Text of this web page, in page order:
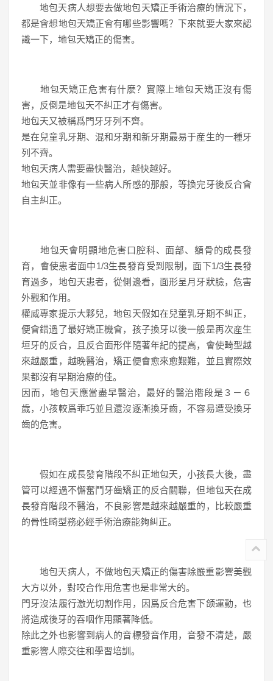
地包天病人想要去做地包天矯正手術治療的情況下，
都是會想地包天矯正會有哪些影響嗎？下來就要大家來認
識一下，地包天矯正的傷害。
地包天矯正危害有什麽？實際上地包天矯正沒有傷
害，反倒是地包天不糾正才有傷害。
地包天又被稱爲門牙牙列不齊。
是在兒童乳牙期、混和牙期和新牙期最易于産生的一種牙
列不齊。
地包天病人需要盡快醫治，越快越好。
地包天並非像有一些病人所感的那般，等換完牙後反合會
自主糾正。
地包天會明顯地危害口腔科、面部、額骨的成長發
育，會使患者面中1/3生長發育受到限制，面下1/3生長發
育過多，地包天患者，從側邊看，面形呈月牙狀臉，危害
外觀和作用。
權威專家提示大夥兒，地包天假如在兒童乳牙期不糾正，
便會錯過了最好矯正機會，孩子換牙以後一般是再次産生
垣牙的反合，且反合面形伴隨著年紀的提高，會使畸型越
來越嚴重，越晚醫治，矯正便會愈來愈艱難，並且實際效
果都沒有早期治療的佳。
因而，地包天應當盡早醫治，最好的醫治階段是３－６
歲，小孩較爲乖巧並且還沒逐漸換牙齒，不容易遭受換牙
齒的危害。
假如在成長發育階段不糾正地包天，小孩長大後，盡
管可以經過不懈奮鬥牙齒矯正的反合關聯，但地包天在成
長發育階段不醫治，不良影響是越來越嚴重的，比較嚴重
的骨性畸型務必經手術治療能夠糾正。
地包天病人，不做地包天矯正的傷害除嚴重影響美觀
大方以外，對咬合作用危害也是非常大的。
門牙沒法履行激光切割作用，因爲反合危害下颌運動，也
將造成後牙的吞咽作用顯著降低。
除此之外也影響到病人的音標發音作用，音發不清楚，嚴
重影響人際交往和學習培訓。